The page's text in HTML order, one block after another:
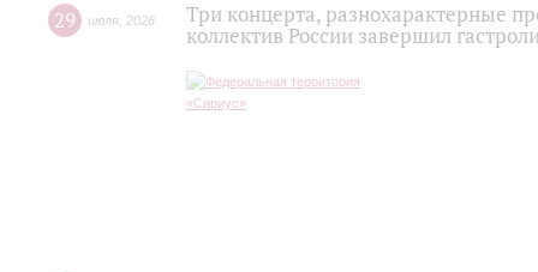
29 июля 2026
Три концерта, разнохарактерные
коллектив России завершил